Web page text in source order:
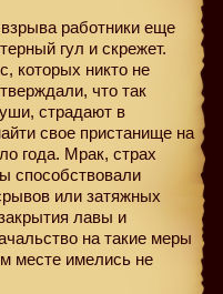
работники еще
гул и скрежет.
которых никто не
что так
страдают в
свое пристанище на
года. Мрак, страх
способствовали
или затяжных
лавы и
на такие меры
месте имелись не